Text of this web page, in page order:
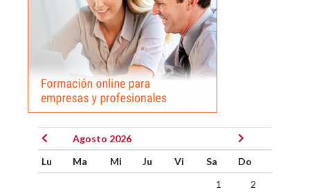
Agosto 2026
Lu
Ma Mi Ju Vi Sa
Do
1
2